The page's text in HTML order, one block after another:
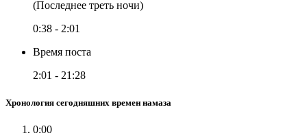
(Последнее треть ночи)
0:38 - 2:01
Время поста
2:01 - 21:28
Хронология сегодняшних времен намаза
0:00